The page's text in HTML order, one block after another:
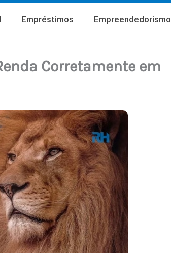
Empréstimos Empreendedorismo
Corretamente em